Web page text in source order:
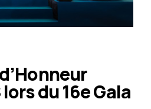
du 16e Gala